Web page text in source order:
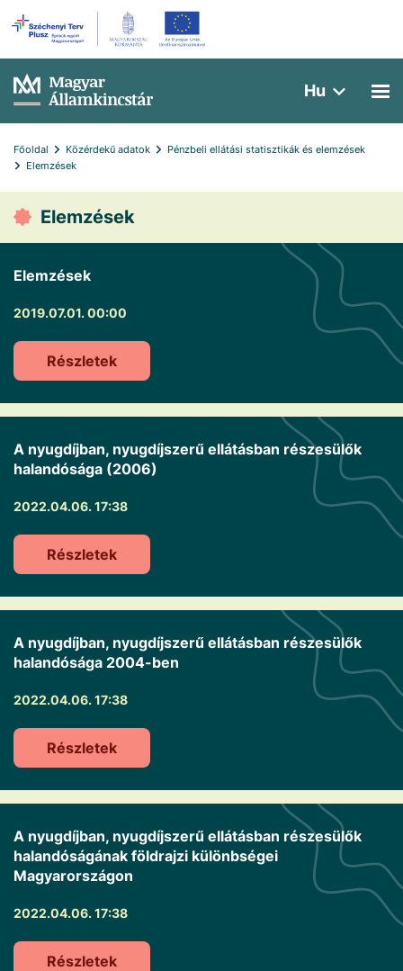
Hu
Főoldal Közérdekű adatok
Pénzbeli ellátási statisztikák és elemzések
Elemzések
Elemzések
Elemzések
2019.07.01. 00:00
Részletek
A nyugdíjban, nyugdíjszerű ellátásban részesülők
halandósága (2006)
2022.04.06. 17:38
Részletek
A nyugdíjban, nyugdíjszerű ellátásban részesülők
halandósága 2004-ben
2022.04.06. 17:38
Részletek
A nyugdíjban, nyugdíjszerű ellátásban részesülők
halandóságának földrajzi különbségei
Magyarországon
2022.04.06. 17:38
Részletek